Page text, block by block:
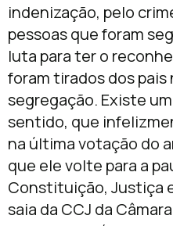
indenização, pelo
pessoas que foram
luta para ter o
foram tirados dos pais
segregação. Existe
sentido, que
na última votação do
que ele volte para a
Constituição, Justiça
saia da CCJ da